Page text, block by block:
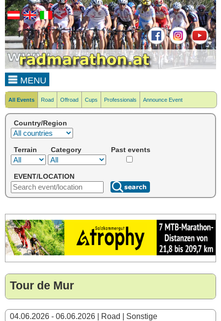
MENU
All Events Road Offroad Cups Professionals Announce Event
Country/Region
Terrain Category Past events
EVENT/LOCATION
Tour de Mur
04.06.2026 - 06.06.2026 | Road | Sonstige